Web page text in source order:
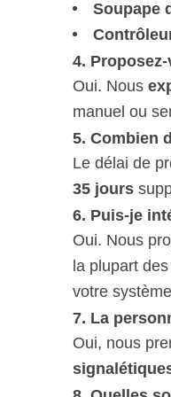
Soupape
4.
Oui. Nous
manuel ou
5.Combien
Le délai de
35 jours
6. Puis-je
Oui. Nous
la plupart
votre
7. La
Oui, nous